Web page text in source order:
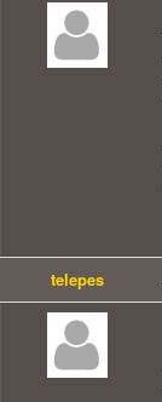
telepes